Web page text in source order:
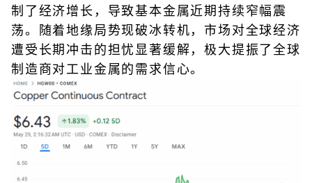
制了经济增长，导致基本金属近期持续窄幅震
荡。随着地缘局势现破冰转机，市场对全球经济
遭受长期冲击的担忧显著缓解，极大提振了全球
制造商对工业金属的需求信心。